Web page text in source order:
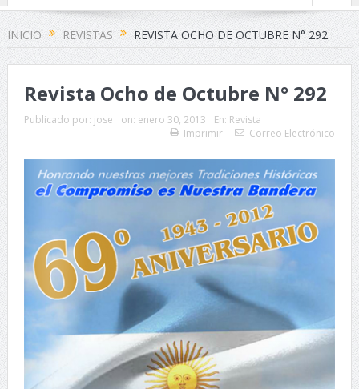
INICIO REVISTAS REVISTA OCHO DE OCTUBRE N° 292
Revista Ocho de Octubre N° 292
Publicado por: jose on: enero 30, 2013 En: Revista
Imprimir
Correo Electrónico